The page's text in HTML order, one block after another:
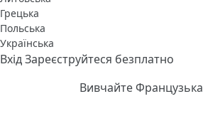
Грецька
Польська
Українська
ВхідЗареєструйтеся безплатно
Вивчайте Французька